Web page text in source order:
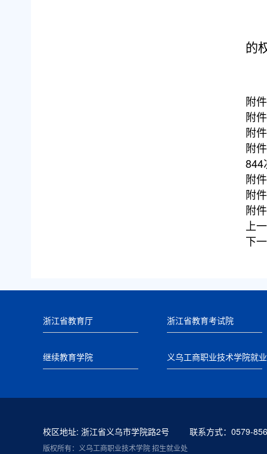
的
附
附
附
附
844
附
附
附
上
下
浙江省教育厅 浙江省教育考试院
继续教育学院 义乌工商职业技术学院就
校区地址: 浙江省义乌市学院路2号 联系方式：0579-
版权所有：义乌工商职业技术学院 招生就业处